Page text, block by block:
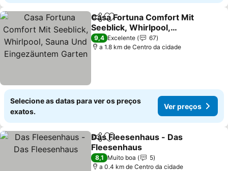
PartilharAdicionar aos favoritos
Casa Fortuna Comfort Mit
Seeblick, Whirlpool,
Sauna Und Eingezäuntem
Garten
Ver preços
9,4 Excelente
67
a 1.8 km de Centro da cidade
Selecione as datas para ver os preços
exatos.
Ver preços
PartilharAdicionar aos favoritos
Das Fleesenhaus - Das
Fleesenhaus
Ver preços
8,1 Muito boa
5
a 0.4 km de Centro da cidade